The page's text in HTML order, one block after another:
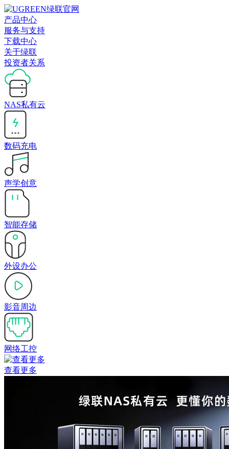
产品中心
服务与支持
下载中心
关于绿联
投资者关系
NAS私有云
数码充电
声学创意
智能存储
外设办公
影音周边
网络工控
查看更多